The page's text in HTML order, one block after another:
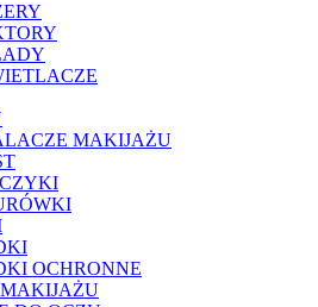
MAKIJAŻU
OCHRONNE